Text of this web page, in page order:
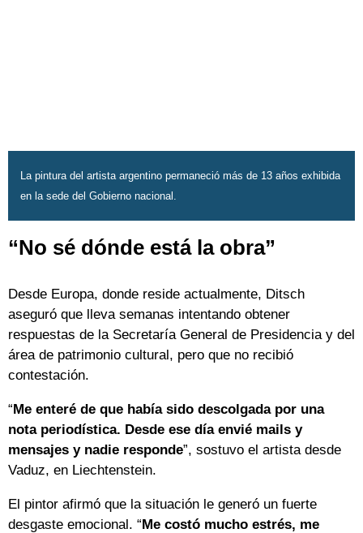
La pintura del artista argentino permaneció más de 13 años exhibida
en la sede del Gobierno nacional.
“No sé dónde está la obra”
Desde Europa, donde reside actualmente, Ditsch
aseguró que lleva semanas intentando obtener
respuestas de la Secretaría General de Presidencia y del
área de patrimonio cultural, pero que no recibió
contestación.
“Me enteré de que había sido descolgada por una
nota periodística. Desde ese día envié mails y
mensajes y nadie responde”, sostuvo el artista desde
Vaduz, en Liechtenstein.
El pintor afirmó que la situación le generó un fuerte
desgaste emocional. “Me costó mucho estrés, me